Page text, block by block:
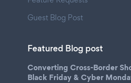
Guest Blog Post
Featured Blog post
Converting Cross-Border
Black Friday & Cyber